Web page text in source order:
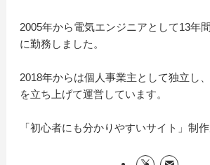
2005年から電気エンジニアとして13年
に勤務しました。
2018年からは個人事業主として独立し
を立ち上げて運営しています。
「初心者にも分かりやすいサイト」制